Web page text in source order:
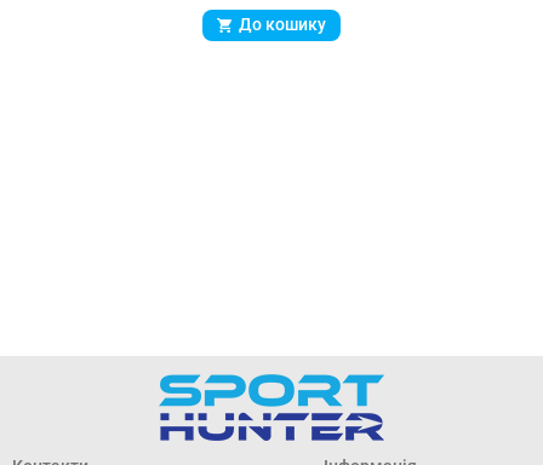
До кошику